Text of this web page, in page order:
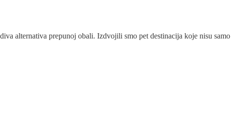
alternativa prepunoj obali. Izdvojili smo pet destinacija koje nisu samo